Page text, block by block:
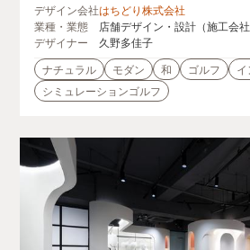
デザイン会社はちどり株式会社
業種・業態
店舗デザイン・設計（施工会社
デザイナー
久野多佳子
ナチュラル
モダン 和 ゴルフ
シミュレーションゴルフ